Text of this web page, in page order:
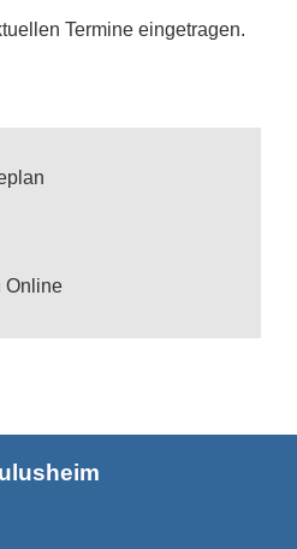
Termine eingetragen.
Online